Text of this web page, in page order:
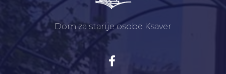
Dom za starije osobe Ksaver